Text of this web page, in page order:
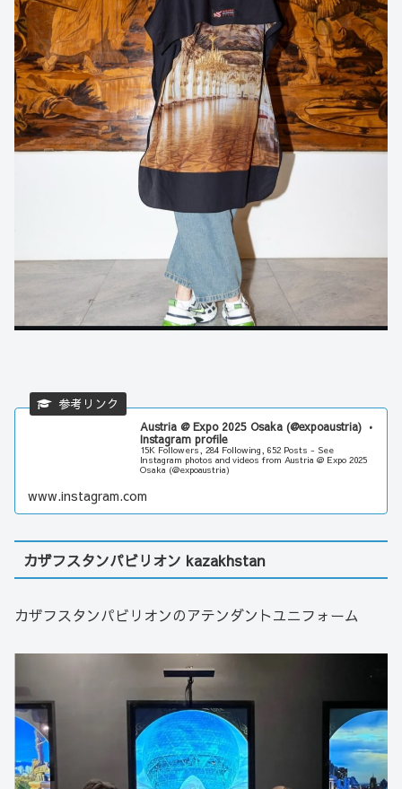
Austria @ Expo 2025 Osaka (@expoaustria) •
Instagram profile
15K Followers, 284 Following, 652 Posts - See
Instagram photos and videos from Austria @ Expo 2025
Osaka (@expoaustria)
www.instagram.com
カザフスタンパビリオン kazakhstan
カザフスタンパビリオンのアテンダントユニフォーム